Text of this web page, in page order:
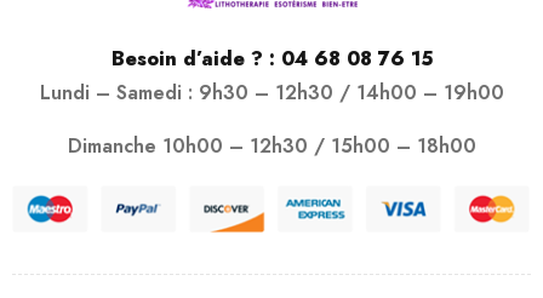
Besoin d’aide ? : 04 68 08 76 15
Lundi – Samedi : 9h30 – 12h30 / 14h00 – 19h00
Dimanche 10h00 – 12h30 / 15h00 – 18h00